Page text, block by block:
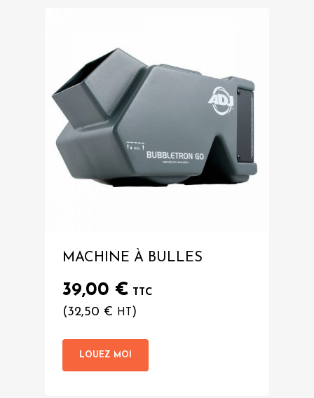
MACHINE À BULLES
39,00 € TTC
(32,50 € HT )
LOUEZ MOI